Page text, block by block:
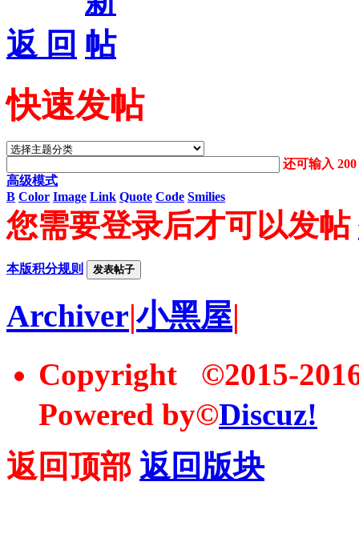
返 回
快速发帖
还可输入200
高级模式
B Color Image Link Quote Code Smilies
您需要登录后才可以发帖
本版积分规则 发表帖子
Archiver|小黑屋|
Copyright ©2015-
Powered by©Discuz!
返回顶部 返回版块